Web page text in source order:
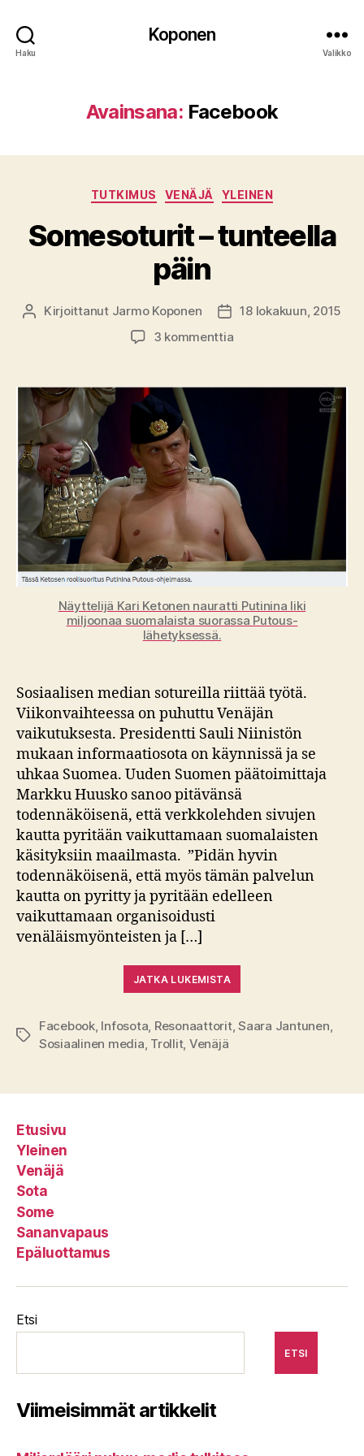
Haku
Koponen
Valikko
Avainsana: Facebook
Kategoriat
TUTKIMUS VENÄJÄ YLEINEN
Somesoturit – tunteella
päin
Kirjoittaja
Kirjoittanut Jarmo Koponen Julkaisupäivämäärä
18 lokakuun, 2015
3 kommenttiaartikkeliin
tunteella
Näyttelijä Kari Ketonen nauratti Putinina liki
miljoonaa suomalaista suorassa Putous-
lähetyksessä.
Sosiaalisen median sotureilla riittää työtä.
Viikonvaihteessa on puhuttu Venäjän
vaikutuksesta. Presidentti Sauli Niinistön
mukaan informaatiosota on käynnissä ja se
uhkaa Suomea. Uuden Suomen päätoimittaja
Markku Huusko sanoo pitävänsä
todennäköisenä, että verkkolehden sivujen
kautta pyritään vaikuttamaan suomalaisten
käsityksiin maailmasta. ”Pidän hyvin
todennäköisenä, että myös tämän palvelun
kautta on pyritty ja pyritään edelleen
vaikuttamaan organisoidusti
venäläismyönteisten ja […]
JATKA LUKEMISTA
Avainsanat
Facebook, Infosota, Resonaattorit,Saara Jantunen,
Sosiaalinen media, Trollit, Venäjä
Etusivu
Yleinen
Venäjä
Sota
Some
Sananvapaus
Epäluottamus
Etsi
ETSI
Viimeisimmät artikkelit